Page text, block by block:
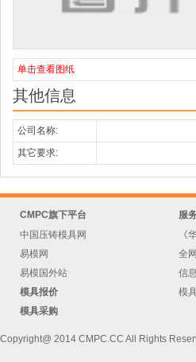
单击查看图纸
其他信息
公司名称:
其它要求:
CMPC旗下平台
中国压铸模具网
易模网
易模国外站
模具报价
模具采购
服
《
全
信
模
Copyright@ 2014 CMPC.CC All Rights